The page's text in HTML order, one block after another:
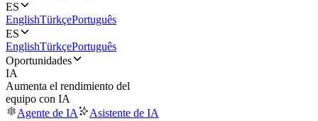
ES
EnglishTürkçePortuguês
ES
EnglishTürkçePortuguês
Oportunidades
IA
Aumenta el rendimiento del
equipo con IA
Agente de IA
Asistente de IA